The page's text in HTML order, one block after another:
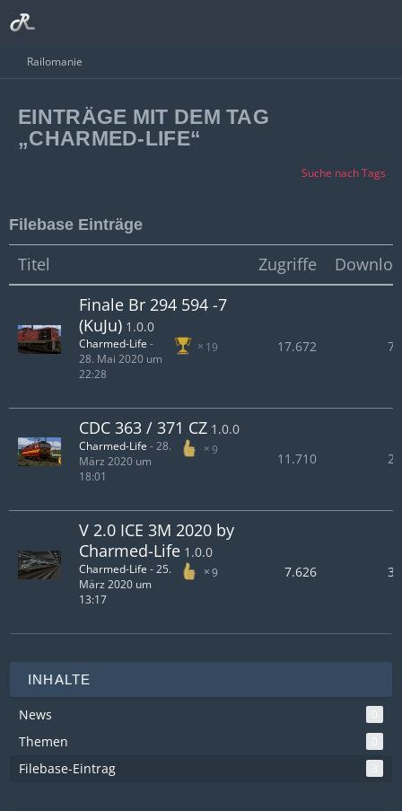
Railomanie
EINTRÄGE MIT DEM TAG
„CHARMED-LIFE“
Suche nach Tags
Filebase Einträge
Titel Zugriffe
Finale Br 294 594 -7
(KuJu) 1.0.0
19
Charmed-Life -
28. Mai 2020 um
22:28
17.672
CDC 363 / 371 CZ 1.0.0
9
Charmed-Life -28.
März 2020 um
18:01
11.710
V 2.0 ICE 3M 2020 by
Charmed-Life 1.0.0
9
Charmed-Life -25.
März 2020 um
13:17
7.626
INHALTE
News
Themen
Filebase-Eintrag 3